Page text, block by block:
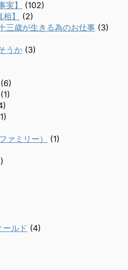
実】
(102)
】
(2)
三歳が生きる為のお仕事 (3)
うか (3)
(6)
(1)
ァミリー）
(1)
ールド (4)